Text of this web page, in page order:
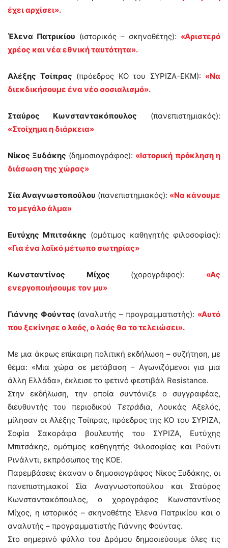
έχει αρχίσει».
Έλενα Πατρικίου (ιστορικός – σκηνοθέτης): «Αριστερό
χρέος και νέα εθνική ταυτότητα».
Αλέξης Τσίπρας (πρόεδρος ΚΟ του ΣΥΡΙΖΑ-ΕΚΜ): «Να
διεκδικήσουμε ένα νέο σοσιαλισμό».
Σταύρος Κωνσταντακόπουλος (πανεπιστημιακός):
«Στοίχημα η διάρκεια»
Νίκος Ξυδάκης (δημοσιογράφος): «Ιστορική πρόκληση η
διάσωση της χώρας»
Σία Αναγνωστοπούλου (πανεπιστημιακός): «Να κάνουμε
το μεγάλο άλμα»
Ευτύχης Μπιτσάκης (ομότιμος καθηγητής φιλοσοφίας):
«Για ένα λαϊκό μέτωπο σωτηρίας»
Κωνσταντίνος Μίχος (χορογράφος): «Ας
ενεργοποιήσουμε τον μυ»
Γιάννης Φούντας (αναλυτής – προγραμματιστής): «Αυτό
που ξεκίνησε ο λαός, ο λαός θα το τελειώσει».
Με μια άκρως επίκαιρη πολιτική εκδήλωση – συζήτηση, με
θέμα: «Μια χώρα σε μετάβαση – Αγωνιζόμενοι για μια
άλλη Ελλάδα», έκλεισε το φετινό φεστιβάλ Resistance.
Στην εκδήλωση, την οποία συντόνιζε ο συγγραφέας,
διευθυντής του περιοδικού Τετράδια, Λουκάς Αξελός,
μίλησαν οι Αλέξης Τσίπρας, πρόεδρος της ΚΟ του ΣΥΡΙΖΑ,
Σοφία Σακοράφα βουλευτής του ΣΥΡΙΖΑ, Ευτύχης
Μπιτσάκης, ομότιμος καθηγητής Φιλοσοφίας και Ρούντι
Ρινάλντι, εκπρόσωπος της ΚΟΕ.
Παρεμβάσεις έκαναν ο δημοσιογράφος Νίκος Ξυδάκης, οι
πανεπιστημιακοί Σία Αναγνωστοπούλου και Σταύρος
Κωνσταντακόπουλος, ο χορογράφος Κωνσταντίνος
Μίχος, η ιστορικός – σκηνοθέτης Έλενα Πατρικίου και ο
αναλυτής – προγραμματιστής Γιάννης Φούντας.
Στο σημερινό φύλλο του Δρόμου δημοσιεύουμε όλες τις